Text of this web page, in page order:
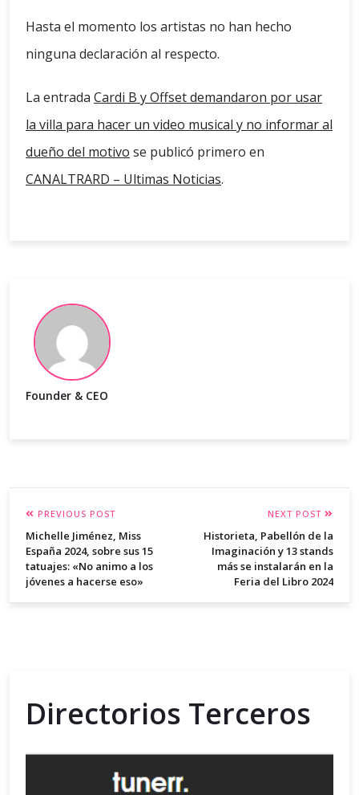
Hasta el momento los artistas no han hecho
ninguna declaración al respecto.
La entrada Cardi B y Offset demandaron por usar
la villa para hacer un video musical y no informar al
dueño del motivo se publicó primero en
CANALTRARD – Ultimas Noticias.
Founder & CEO
PREVIOUS POST
Michelle Jiménez, Miss
España 2024, sobre sus 15
tatuajes: «No animo a los
jóvenes a hacerse eso»
NEXT POST
Historieta, Pabellón de la
Imaginación y 13 stands
más se instalarán en la
Feria del Libro 2024
Directorios Terceros